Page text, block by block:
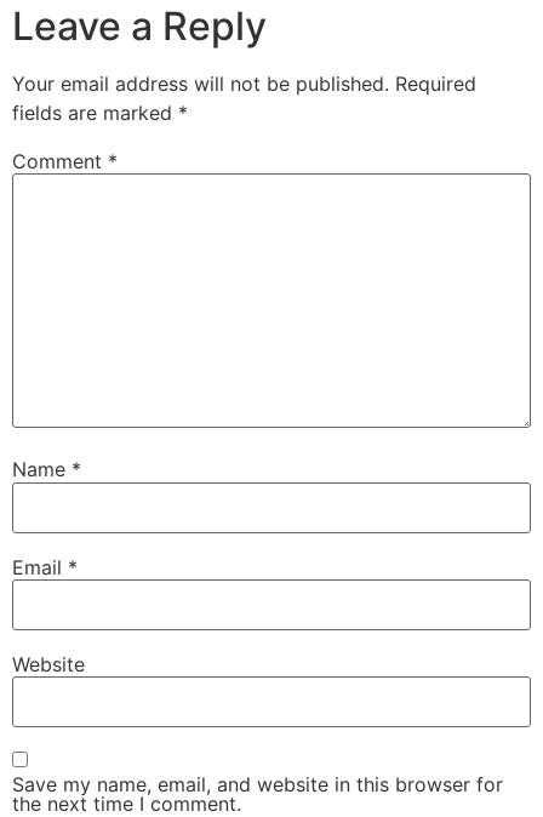
Leave a Reply
Your email address will not be published. Required
fields are marked *
Comment *
Name *
Email *
Website
Save my name, email, and website in this browser for
the next time I comment.